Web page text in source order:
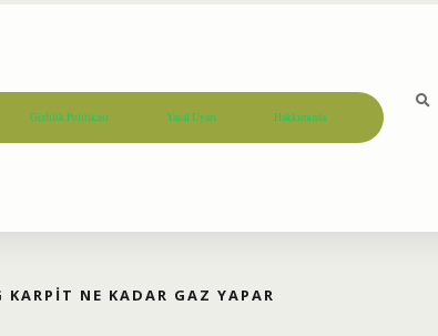
Gizlilik Politikası Yasal Uyarı Hakkımızda
KARPIT NE KADAR GAZ YAPAR